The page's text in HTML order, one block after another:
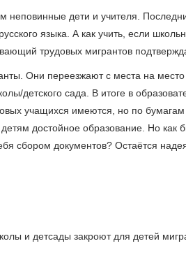
неповинные дети и учителя.
языка. А как учить, если
трудовых мигрантов
Они переезжают с места на
детского сада. В итоге в
учащихся имеются, но по бумагам
достойное образование. Но как
сбором документов? Остаётся
и детсады закроют для детей